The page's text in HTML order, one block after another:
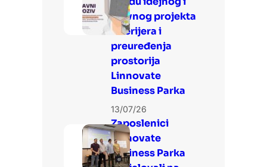
glavnog projekta
interijera i
preuređenja
prostorija
Linnovate
Business Parka
13/07/26
Zaposlenici
Linnovate
Business Parka